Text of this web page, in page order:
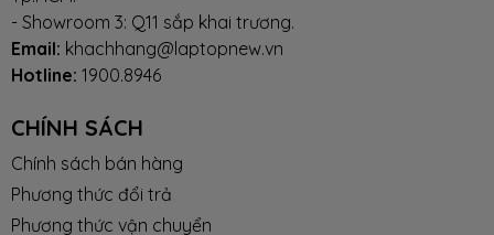
✦ Chính sách thu hồi, đổi trả, hoàn tiền.
✦ Trả góp 0% qua Visa/Master Card.
✦Hỗ trợ trả góp cho HS-SV và người đi làm
✦ Miễn phí chuyển khoản và cà thẻ ATM.
✦Phương thức thanh toán.
- Showroom 3: Q11 sắp khai trương.
Email: khachhang@laptopnew.vn
Hotline: 1900.8946
CHÍNH SÁCH
Chính sách bán hàng
Phương thức đổi trả
Phương thức vận chuyển